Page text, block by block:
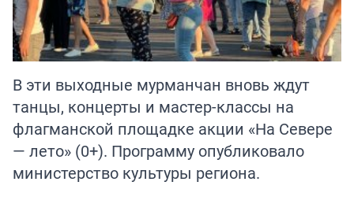
В эти выходные мурманчан вновь ждут
танцы, концерты и мастер-классы на
флагманской площадке акции «На Севере
— лето» (0+). Программу опубликовало
министерство культуры региона.